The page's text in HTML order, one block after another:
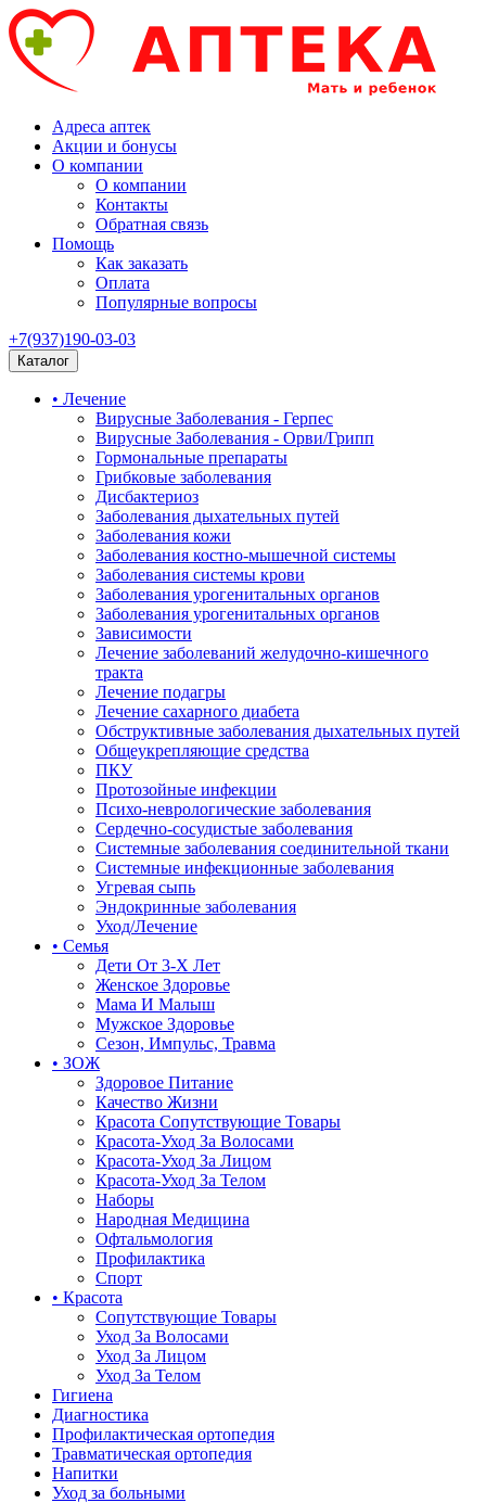
Адреса аптек
Акции и бонусы
О компании
О компании
Контакты
Обратная связь
Помощь
Как заказать
Оплата
Популярные вопросы
+7(937)190-03-03
Каталог
• Лечение
Вирусные Заболевания - Герпес
Вирусные Заболевания - Орви/Грипп
Гормональные препараты
Грибковые заболевания
Дисбактериоз
Заболевания дыхательных путей
Заболевания кожи
Заболевания костно-мышечной системы
Заболевания системы крови
Заболевания урогенитальных органов
Заболевания урогенитальных органов
Зависимости
Лечение заболеваний желудочно-кишечного
тракта
Лечение подагры
Лечение сахарного диабета
Обструктивные заболевания дыхательных путей
Общеукрепляющие средства
ПКУ
Протозойные инфекции
Психо-неврологические заболевания
Сердечно-сосудистые заболевания
Системные заболевания соединительной ткани
Системные инфекционные заболевания
Угревая сыпь
Эндокринные заболевания
Уход/Лечение
• Семья
Дети От 3-Х Лет
Женское Здоровье
Мама И Малыш
Мужское Здоровье
Сезон, Импульс, Травма
• ЗОЖ
Здоровое Питание
Качество Жизни
Красота Сопутствующие Товары
Красота-Уход За Волосами
Красота-Уход За Лицом
Красота-Уход За Телом
Наборы
Народная Медицина
Офтальмология
Профилактика
Спорт
• Красота
Сопутствующие Товары
Уход За Волосами
Уход За Лицом
Уход За Телом
Гигиена
Диагностика
Профилактическая ортопедия
Травматическая ортопедия
Напитки
Уход за больными